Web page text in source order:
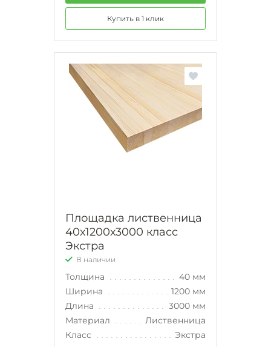
Купить в 1 клик
Площадка лиственница
40х1200х3000 класс
Экстра
В наличии
Толщина
40 мм
Ширина
1200 мм
Длина
3000 мм
Материал
Лиственница
Класс
Экстра